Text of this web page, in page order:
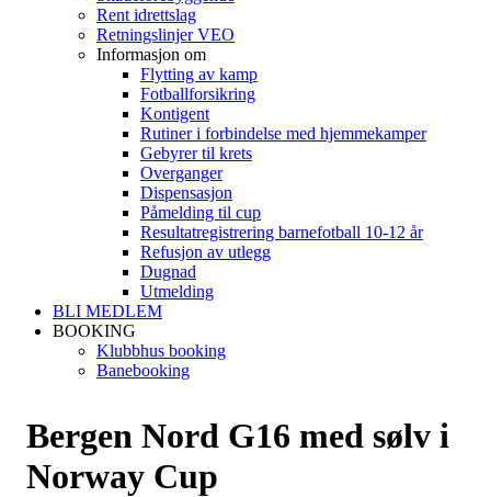
Rent idrettslag
Retningslinjer VEO
Informasjon om
Flytting av kamp
Fotballforsikring
Kontigent
Rutiner i forbindelse med hjemmekamper
Gebyrer til krets
Overganger
Dispensasjon
Påmelding til cup
Resultatregistrering barnefotball 10-12 år
Refusjon av utlegg
Dugnad
Utmelding
BLI MEDLEM
BOOKING
Klubbhus booking
Banebooking
Bergen Nord G16 med sølv i
Norway Cup